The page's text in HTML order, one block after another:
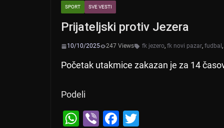
SPORT SVE VESTI
Prijateljski protiv Jezera
10/10/2025 247 Views fk jezero, fk novi pazar, fudbal ,
Početak utakmice zakazan je za 14
Podeli
W
Vi
F